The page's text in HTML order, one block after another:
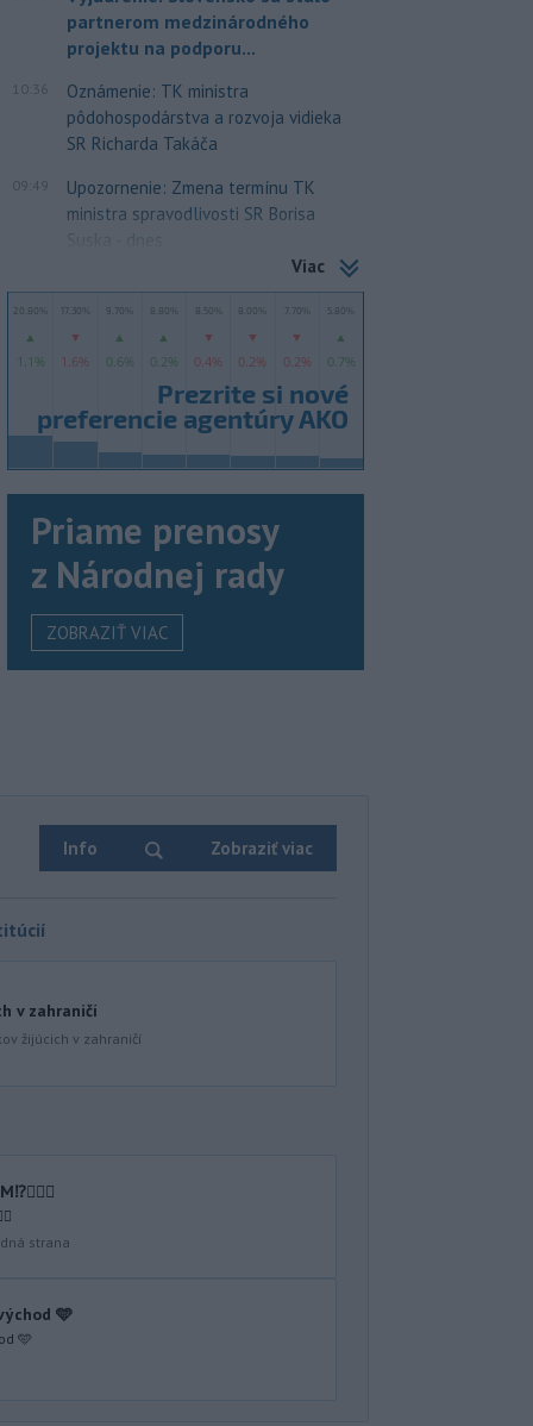
partnerom medzinárodného
projektu na podporu...
10:36
Oznámenie: TK ministra
pôdohospodárstva a rozvoja vidieka
SR Richarda Takáča
09:49
Upozornenie: Zmena termínu TK
ministra spravodlivosti SR Borisa
Suska - dnes
Viac
Priame prenosy
z Národnej rady
ZOBRAZIŤ VIAC
Info Zobraziť viac
v zahraničí
žijúcich v zahraničí
strana
🩵
🩵